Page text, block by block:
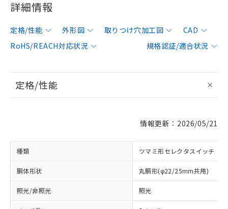
詳細情報
定格/性能 外形図 取りつけ穴加工図
CAD
RoHS/REACH対応状況
規格認証/適合状況
定格/性能
情報更新：2026/05/21
種類 ツマミ形セレクタスイッチ
胴体形状 丸胴形(φ22/25mm共用)
照光/非照光 照光